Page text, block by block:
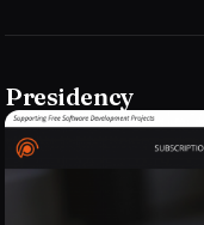
Presidency